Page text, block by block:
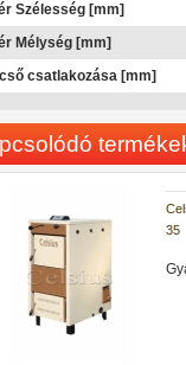
Szélesség [mm]
Mélység [mm]
csatlakozása [mm]
35